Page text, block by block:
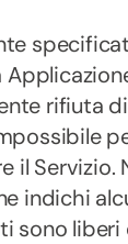
rifiuta
il Servizio.
indichi
sono liberi